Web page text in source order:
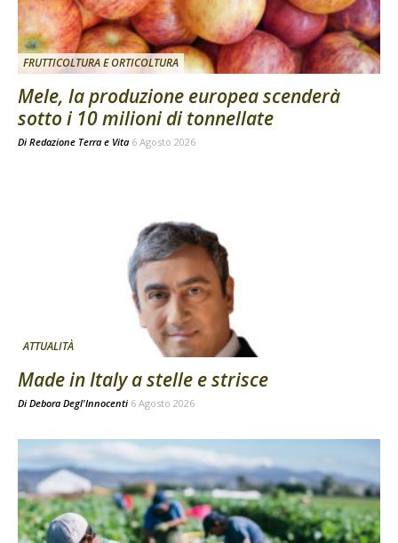
FRUTTICOLTURA E ORTICOLTURA
Mele, la produzione europea scenderà
sotto i 10 milioni di tonnellate
Di Redazione Terra e Vita 6 Agosto 2026
ATTUALITÀ
Made in Italy a stelle e strisce
Di Debora Degl'Innocenti 6 Agosto 2026